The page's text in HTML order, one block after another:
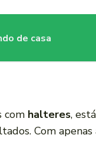
de casa
com halteres,
Com